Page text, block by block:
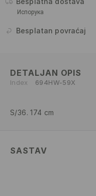
Испорука
Besplatan povraćaj
DETALJAN OPIS
Index 694HW-59X
S/36. 174 cm
SASTAV